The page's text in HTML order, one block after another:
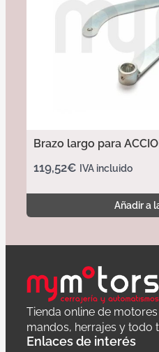
Brazo largo para
119,52€ IVA incluido
Añadir a
Tienda online de
mandos, herrajes y todo
Enlaces de interés